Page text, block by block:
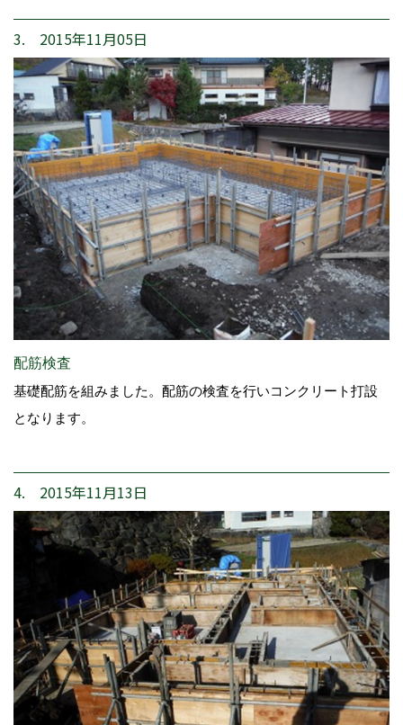
3. 2015年11月05日
配筋検査
基礎配筋を組みました。配筋の検査を行いコンクリート打設
となります。
4. 2015年11月13日